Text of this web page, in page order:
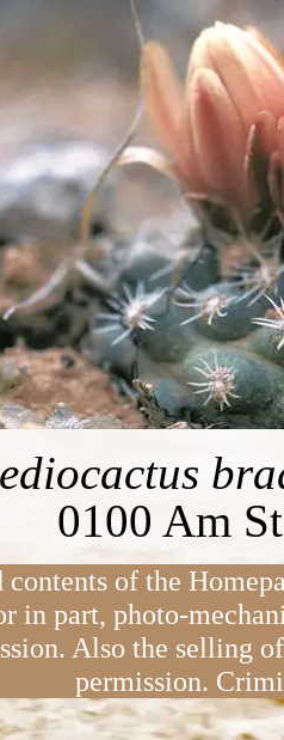
0100 Am
of the
in part, photo-
Also the selling
permission.